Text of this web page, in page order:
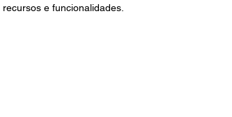
e funcionalidades.